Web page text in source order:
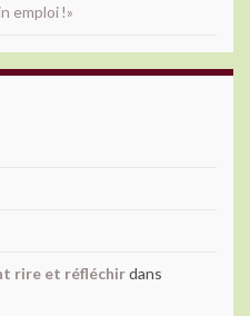
emploi !»
rire et réfléchirdans